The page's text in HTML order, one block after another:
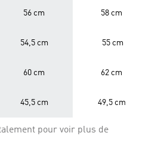
56 cm 58 cm
54,5 cm 55 cm
60 cm 62 cm
45,5 cm 49,5 cm
pour voir plus de